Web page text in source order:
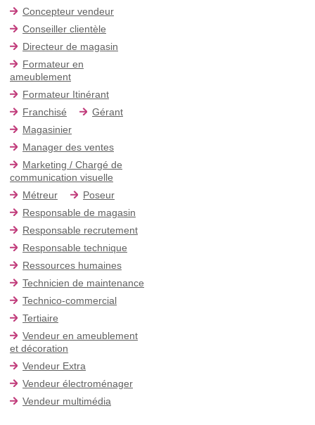
Concepteur vendeur
Conseiller clientèle
Directeur de magasin
Formateur en
ameublement
Formateur Itinérant
Franchisé
Gérant
Magasinier
Manager des ventes
Marketing / Chargé de
communication visuelle
Métreur
Poseur
Responsable de magasin
Responsable recrutement
Responsable technique
Ressources humaines
Technicien de maintenance
Technico-commercial
Tertiaire
Vendeur en ameublement
et décoration
Vendeur Extra
Vendeur électroménager
Vendeur multimédia